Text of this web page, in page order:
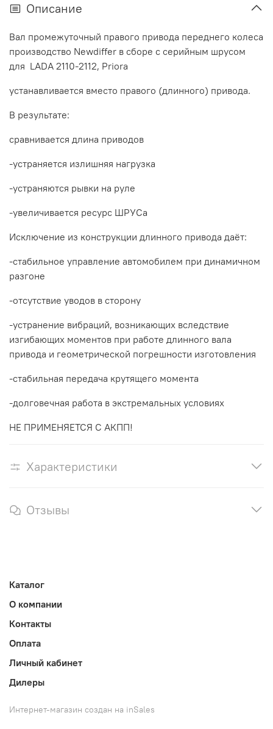
Описание
Вал промежуточный правого привода переднего колеса
производство Newdiffer в сборе с серийным шрусом
для LADA 2110-2112, Priora
устанавливается вместо правого (длинного) привода.
В результате:
сравнивается длина приводов
-устраняется излишняя нагрузка
-устраняются рывки на руле
-увеличивается ресурс ШРУСа
Исключение из конструкции длинного привода даёт:
-стабильное управление автомобилем при динамичном
разгоне
-отсутствие уводов в сторону
-устранение вибраций, возникающих вследствие
изгибающих моментов при работе длинного вала
привода и геометрической погрешности изготовления
-стабильная передача крутящего момента
-долговечная работа в экстремальных условиях
НЕ ПРИМЕНЯЕТСЯ С АКПП!
Характеристики
Отзывы
Каталог
О компании
Контакты
Оплата
Личный кабинет
Дилеры
Интернет-магазин создан на inSales